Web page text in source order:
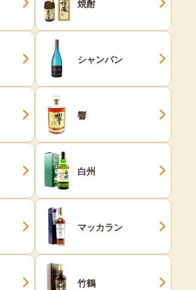
焼酎
シャンパン
響
白州
マッカラン
竹鶴